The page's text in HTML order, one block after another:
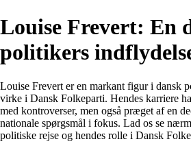
Louise Frevert: En
politikers
Louise Frevert er en markant figur i dansk
virke i Dansk Folkeparti. Hendes karriere
med kontroverser, men også præget af en
nationale spørgsmål i fokus. Lad os se
politiske rejse og hendes rolle i Dansk